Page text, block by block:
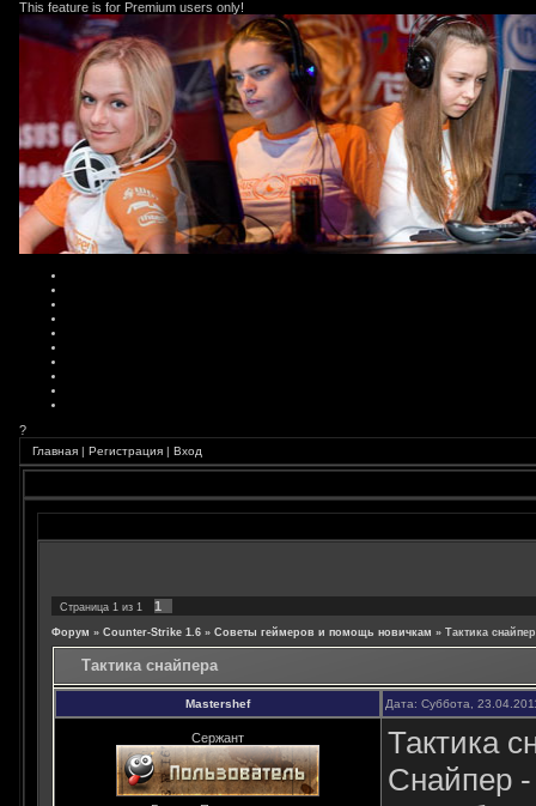
This feature is for Premium users only!
?
Главная | Регистрация | Вход
Страница 1 из 1 1
Форум » Counter-Strike 1.6 » Советы геймеров и помощь новичкам » Тактика
Тактика снайпера
Mastershef Дата: Суббота,
Сержант
Тактика
Снайпер -